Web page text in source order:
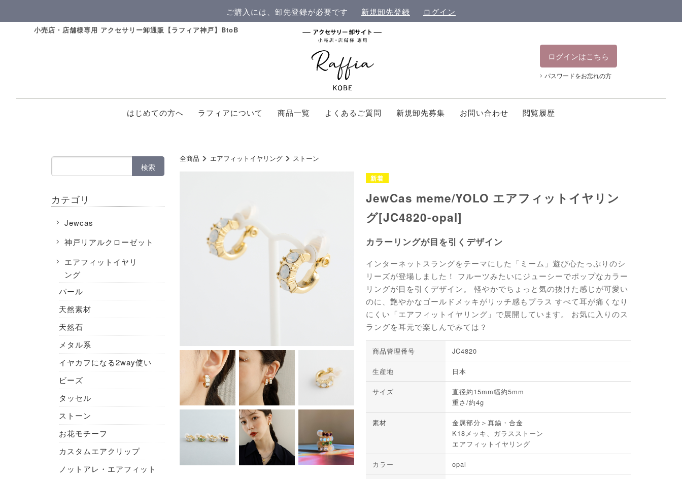
ご購入には、卸先登録が必要です 新規卸先登録 ログイン
小売店・店舗様専用 アクセサリー卸通販【ラフィア神戸】BtoB
ログインはこちら
パスワードをお忘れの方
はじめての方へ ラフィアについて 商品一覧 よくあるご質問 新規卸先募集 お問い合わせ 閲覧履歴
全商品 エアフィットイヤリング ストーン
JewCas meme/YOLO エアフィットイヤリン
グ[JC4820-opal]
カラーリングが目を引くデザイン
インターネットスラングをテーマにした「ミーム」遊び心たっぷりのシ
リーズが登場しました！ フルーツみたいにジューシーでポップなカラー
リングが目を引くデザイン。 軽やかでちょっと気の抜けた感じが可愛い
のに、艶やかなゴールドメッキがリッチ感もプラス すべて耳が痛くなり
にくい「エアフィットイヤリング」で展開しています。 お気に入りのス
ラングを耳元で楽しんでみては？
商品管理番号 JC4820
生産地 日本
サイズ
直径約15mm幅約5mm
重さ/約4g
素材
金属部分＞真鍮・合金
K18メッキ、ガラスストーン
エアフィットイヤリング
カラー opal
検索
カテゴリ
Jewcas
神戸リアルクローゼット
エアフィットイヤリ
ング
パール
天然素材
天然石
メタル系
イヤカフになる2way使い
ビーズ
タッセル
ストーン
お花モチーフ
カスタムエアクリップ
ノットアレ・エアフィット